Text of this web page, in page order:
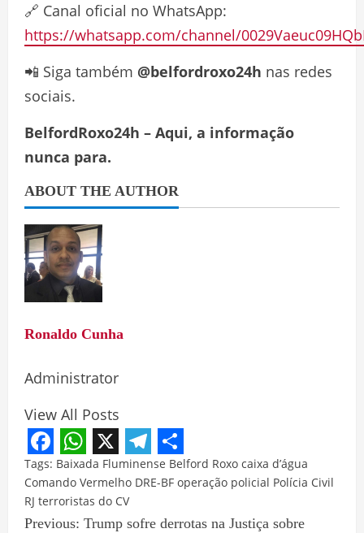
🔗 Canal oficial no WhatsApp:
https://whatsapp.com/channel/
📲 Siga também @belfordroxo24h nas redes
sociais.
BelfordRoxo24h – Aqui, a informação
nunca para.
ABOUT THE AUTHOR
Ronaldo Cunha
Administrator
View All Posts
Facebook
WhatsApp
X Telegram
Share
Tags: Baixada Fluminense Belford Roxo caixa d’água
Comando Vermelho DRE-BF operação policial Polícia Civil
RJ terroristas do CV
Previous: Trump sofre derrotas na Justiça sobre